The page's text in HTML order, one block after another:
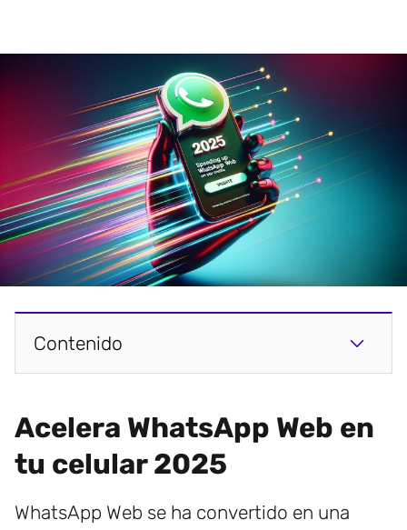
Contenido
Acelera WhatsApp Web en
tu celular 2025
WhatsApp Web se ha convertido en una